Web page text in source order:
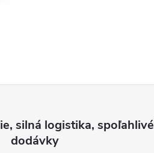
silná logistika, spoľahlivé
dodávky